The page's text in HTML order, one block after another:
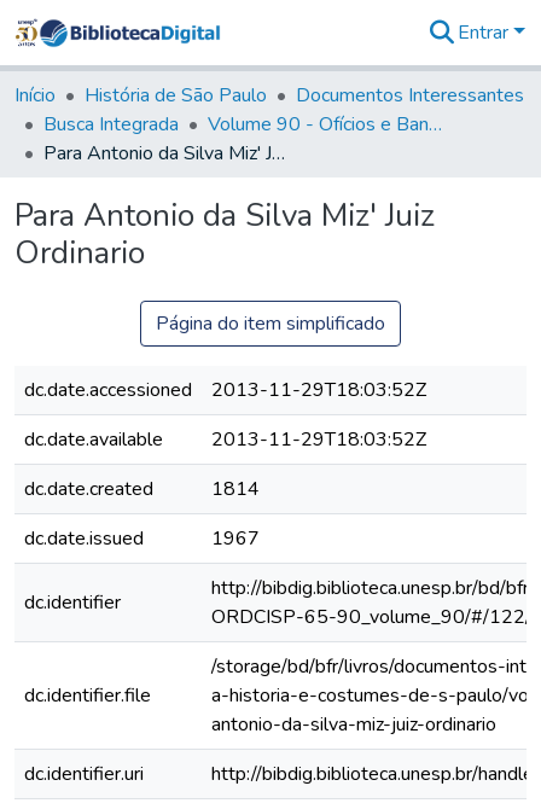
&
Coleções
Tudo na
Biblioteca
Estatísticas
Entrar
Início História de São Paulo
Documentos Interessantes
Busca Integrada
Volume 90 - Ofícios e Bandos do Capitão General, Conde de Palma, aos funcionários da Capitania (1814- 1817)
Para Antonio da Silva Miz' Juiz Ordinario
Para Antonio da Silva Miz' Juiz
Ordinario
Página do item simplificado
dc.date.accessioned
2013-11-29T18:03:52Z
dc.date.available
2013-11-29T18:03:52Z
dc.date.created
1814
dc.date.issued
1967
dc.identifier
http://bibdig.biblioteca.unesp.br/bd/
ORDCISP-65-90_volume_90/#/122/
dc.identifier.file
/storage/bd/bfr/livros/documentos-
a-historia-e-costumes-de-s-paulo/
antonio-da-silva-miz-juiz-ordinario
dc.identifier.uri
http://bibdig.biblioteca.unesp.br/